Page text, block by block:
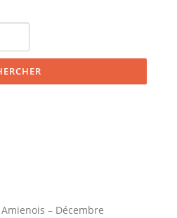
– Décembre